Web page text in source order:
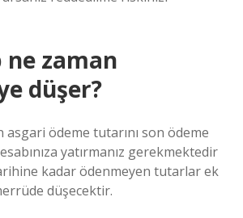
ne zaman
düşer?
ödeme tutarını son ödeme
yatırmanız gerekmektedir
kadar ödenmeyen tutarlar ek
düşecektir.